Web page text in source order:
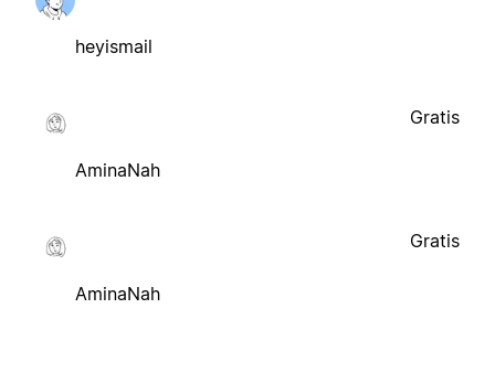
heyismail
AminaNah
Gratis
AminaNah
Gratis